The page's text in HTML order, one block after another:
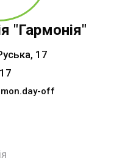
"Гармонія"
17
off